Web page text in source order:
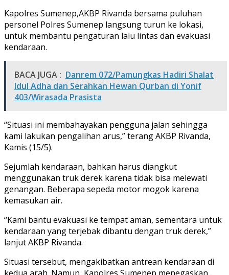
Kapolres Sumenep,AKBP Rivanda bersama puluhan
personel Polres Sumenep langsung turun ke lokasi,
untuk membantu pengaturan lalu lintas dan evakuasi
kendaraan.
BACA JUGA : Danrem 072/Pamungkas Hadiri Shalat
Idul Adha dan Serahkan Hewan Qurban di Yonif
403/Wirasada Prasista
“Situasi ini membahayakan pengguna jalan sehingga
kami lakukan pengalihan arus,” terang AKBP Rivanda,
Kamis (15/5).
Sejumlah kendaraan, bahkan harus diangkut
menggunakan truk derek karena tidak bisa melewati
genangan. Beberapa sepeda motor mogok karena
kemasukan air.
“Kami bantu evakuasi ke tempat aman, sementara untuk
kendaraan yang terjebak dibantu dengan truk derek,”
lanjut AKBP Rivanda.
Situasi tersebut, mengakibatkan antrean kendaraan di